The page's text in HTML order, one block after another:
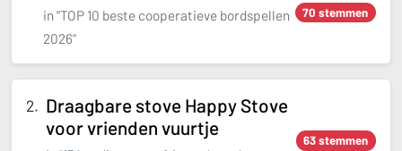
in "TOP 10 beste cooperatieve bordspellen
2026"
70 stemmen
Draagbare stove Happy Stove
voor vrienden vuurtje
63 stemmen